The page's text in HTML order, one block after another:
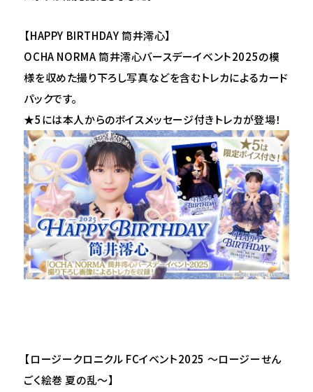
【HAPPY BIRTHDAY筒井澪心】
OCHA NORMA 筒井澪心バースデーイベント2025の模
様を収めた撮り下ろし写真などを含むトレカによるカード
パックです。
★5には本人からのボイスメッセージ付きトレカが登場！
【ロージークロニクル FCイベント2025 ～ロージーせん
ごく絵巻 夏の乱～】